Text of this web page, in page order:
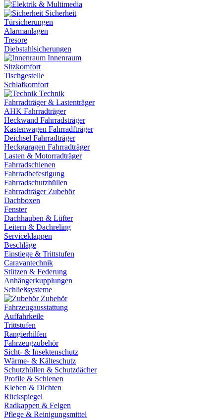
Sicherheit
Türsicherungen
Alarmanlagen
Tresore
Diebstahlsicherungen
Innenraum
Sitzkomfort
Tischgestelle
Schlafkomfort
Technik
Fahrradträger & Lastenträger
AHK Fahrradträger
Heckwand Fahrradsträger
Kastenwagen Fahrradfträger
Deichsel Fahrradträger
Heckgaragen Fahrradträger
Lasten & Motorradträger
Fahrradschienen
Fahrradbefestigung
Fahrradschutzhüllen
Fahrradträger Zubehör
Dachboxen
Fenster
Dachhauben & Lüfter
Leitern & Dachreling
Serviceklappen
Beschläge
Einstiege & Trittstufen
Caravantechnik
Stützen & Federung
Anhängerkupplungen
Schließsysteme
Zubehör
Fahrzeugausstattung
Auffahrkeile
Trittstufen
Rangierhilfen
Fahrzeugzubehör
Sicht- & Insektenschutz
Wärme- & Kälteschutz
Schutzhüllen & Schutzdächer
Profile & Schienen
Kleben & Dichten
Rückspiegel
Radkappen & Felgen
Pflege & Reinigungsmittel